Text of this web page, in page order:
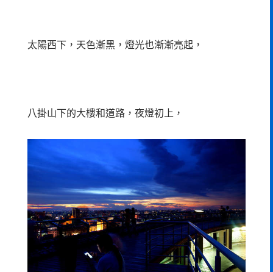
太陽西下，天色漸黑，燈光也漸漸亮起，
八掛山下的大樓和道路，夜燈初上，